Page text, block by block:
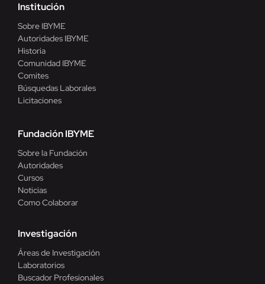
Institución
Sobre IBYME
Autoridades IBYME
Historia
Comunidad IBYME
Comites
Búsquedas Laborales
Licitaciones
Fundación IBYME
Sobre la Fundación
Autoridades
Cursos
Noticias
Como Colaborar
Investigación
Áreas de Investigación
Laboratorios
Buscador Profesionales